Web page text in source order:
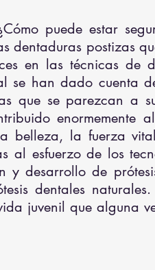
puede estar
dentaduras postizas
en las técnicas de
se han dado cuenta
que se parezcan a
enormemente
belleza, la fuerza
al esfuerzo de los
y desarrollo de
dentales
juvenil que alguna